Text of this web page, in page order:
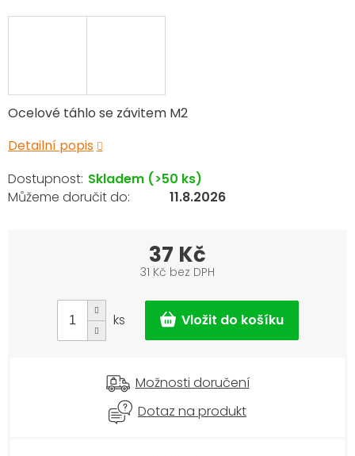
Ocelové táhlo se závitem M2
Detailní popis
Skladem (>50 ks)
11.8.2026
37 Kč
31 Kč bez DPH
cena:
ks
Možnosti doručení
Dotaz na produkt